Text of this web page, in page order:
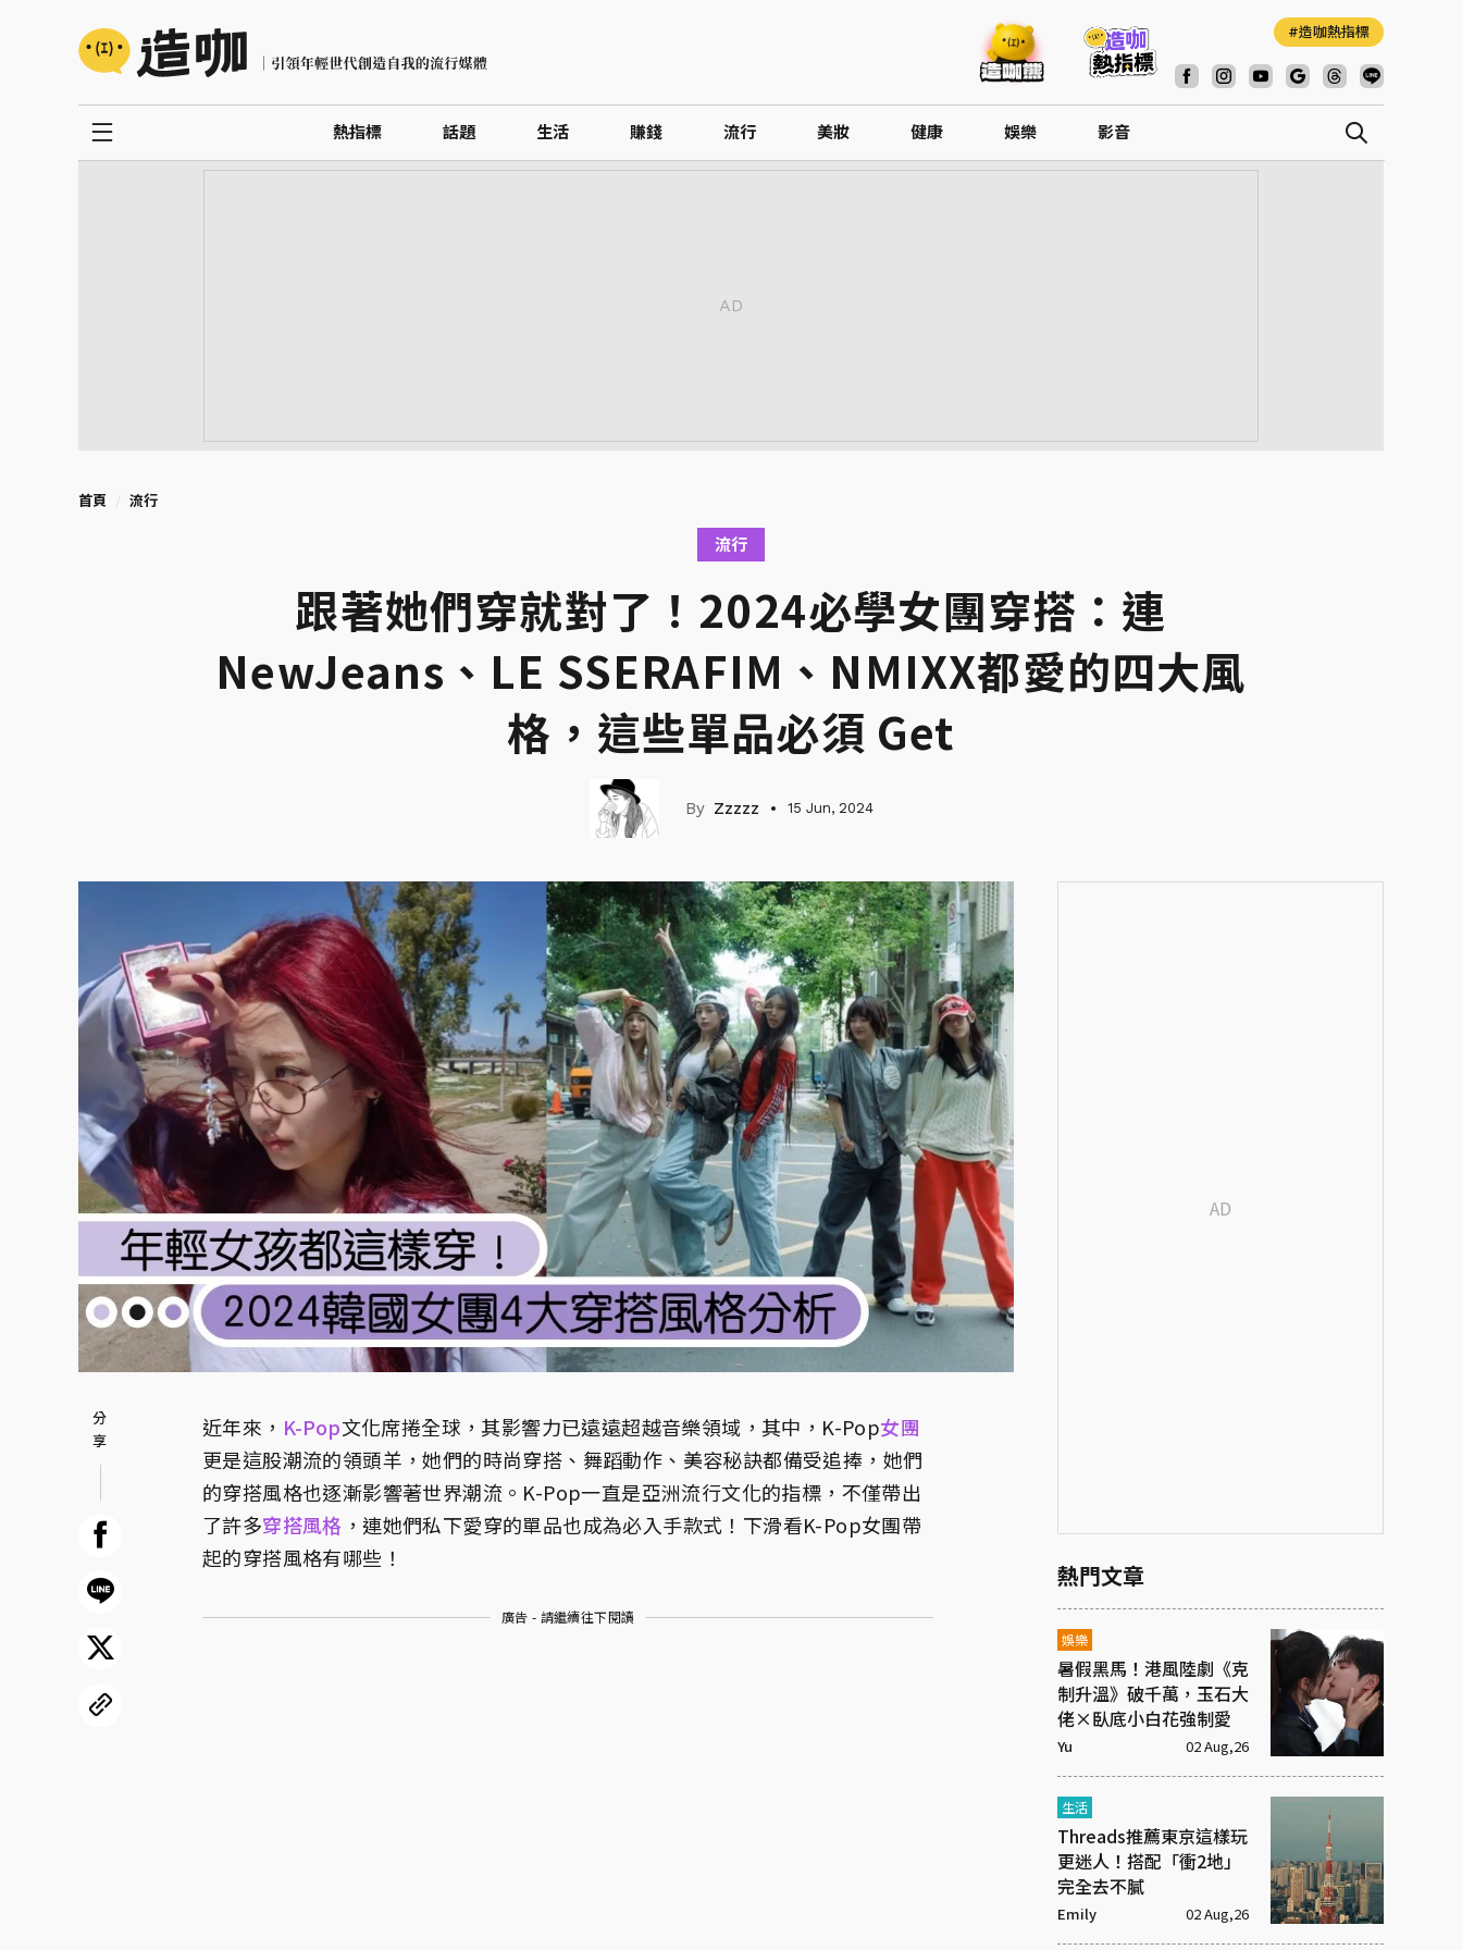
造咖熱指標
熱指標 話題 生活 賺錢 流行 美妝 健康 娛樂 影音
首頁 流行
流行
跟著她們穿就對了！2024必學女團穿搭：連
NewJeans、LE SSERAFIM、NMIXX都愛的四大風
格，這些單品必須 Get
Zzzzz 15 Jun, 2024
近年來， K-Pop文化席捲全球，其影響力已遠遠超越音樂領域，其中，K-Pop女團
更是這股潮流的領頭羊，她們的時尚穿搭、舞蹈動作、美容秘訣都備受追捧，她們
的穿搭風格也逐漸影響著世界潮流。K-Pop一直是亞洲流行文化的指標，不僅帶出
了許多穿搭風格 ，連她們私下愛穿的單品也成為必入手款式！下滑看K-Pop女團帶
起的穿搭風格有哪些！
廣告 - 請繼續往下閱讀
熱門文章
娛樂
暑假黑馬！港風陸劇《克
制升溫》破千萬，玉石大
佬×臥底小白花強制愛
Yu 02 Aug,26
生活
Threads推薦東京這樣玩
更迷人！搭配「衝2地」
完全去不膩
Emily 02 Aug,26